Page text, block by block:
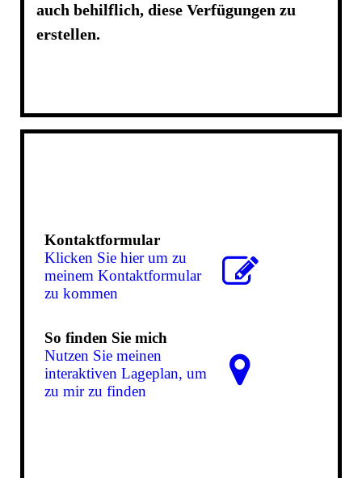
auch behilflich, diese Verfügungen zu
erstellen.
Kontaktformular
Klicken Sie hier um zu
meinem Kon­takt­for­mu­lar
zu kommen
So finden Sie mich
Nutzen Sie meinen
interaktiven La­ge­plan, um
zu mir zu finden